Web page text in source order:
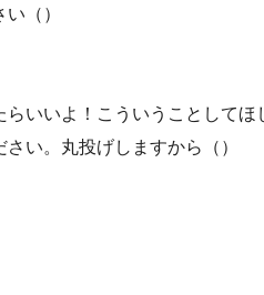
（）
らいいよ！こういうことして
い。丸投げしますから（）